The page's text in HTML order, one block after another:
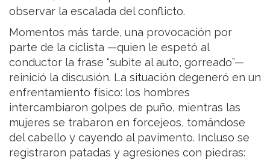
observar la escalada del conflicto.
Momentos más tarde, una provocación por
parte de la ciclista —quien le espetó al
conductor la frase “subite al auto, gorreado”—
reinició la discusión. La situación degeneró en un
enfrentamiento físico: los hombres
intercambiaron golpes de puño, mientras las
mujeres se trabaron en forcejeos, tomándose
del cabello y cayendo al pavimento. Incluso se
registraron patadas y agresiones con piedras: